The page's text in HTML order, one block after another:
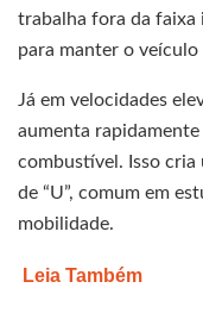
trabalha fora da faixa
para manter o
Já em velocidades
aumenta
combustível. Isso
de “U”, comum em
mobilidade.
Leia Também